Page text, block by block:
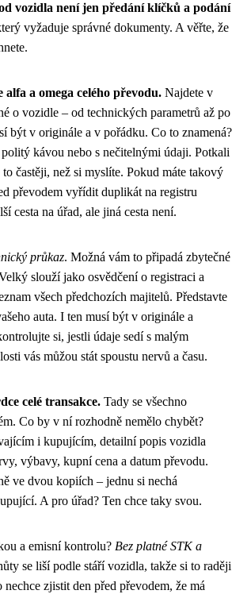
vozidla není jen předání klíčků a podání
vyžaduje správné dokumenty. A věřte, že
a omega celého převodu. Najdete v
o vozidle – od technických parametrů až po
být v originále a v pořádku. Co to znamená?
kávou nebo s nečitelnými údaji. Potkali
to častěji, než si myslíte. Pokud máte takový
převodem vyřídit duplikát na registru
cesta na úřad, ale jiná cesta není.
průkaz. Možná vám to připadá zbytečné
slouží jako osvědčení o registraci a
všech předchozích majitelů. Představte
auta. I ten musí být v originále a
si, jestli údaje sedí s malým
vás můžou stát spoustu nervů a času.
celé transakce. Tady se všechno
Co by v ní rozhodně nemělo chybět?
i kupujícím, detailní popis vozidla
výbavy, kupní cena a datum převodu.
ve dvou kopiích – jednu si nechá
A pro úřad? Ten chce taky svou.
a emisní kontrolu? Bez platné STK a
se liší podle stáří vozidla, takže si to raději
zjistit den před převodem, že má